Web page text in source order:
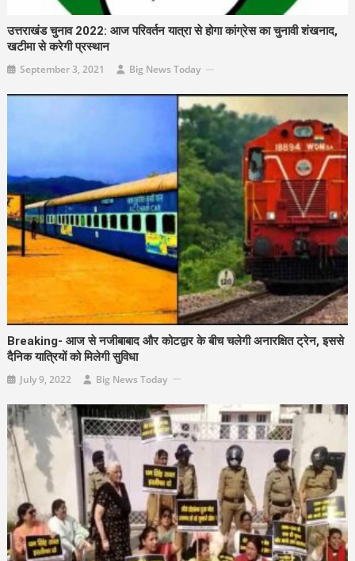
उत्तराखंड चुनाव 2022: आज परिवर्तन यात्रा से होगा कांग्रेस का चुनावी शंखनाद,
खटीमा से करेगी प्रस्थान
September 3, 2021 Big News Today
Breaking- आज से नजीबाबाद और कोटद्वार के बीच चलेगी अनारक्षित ट्रेन, इससे
दैनिक यात्रियों को मिलेगी सुविधा
July 9, 2022 Big News Today